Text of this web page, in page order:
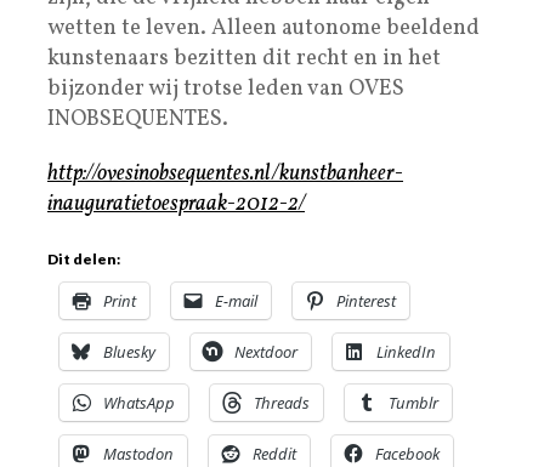
wetten te leven. Alleen autonome beeldend
kunstenaars bezitten dit recht en in het
bijzonder wij trotse leden van OVES
INOBSEQUENTES.
http://ovesinobsequentes.nl/kunstbanheer-
inauguratietoespraak-2012-2/
Dit delen:
Print E-mail Pinterest
Bluesky Nextdoor LinkedIn
WhatsApp Threads Tumblr
Mastodon Reddit Facebook